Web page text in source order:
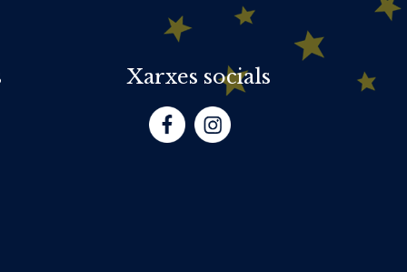
Xarxes socials